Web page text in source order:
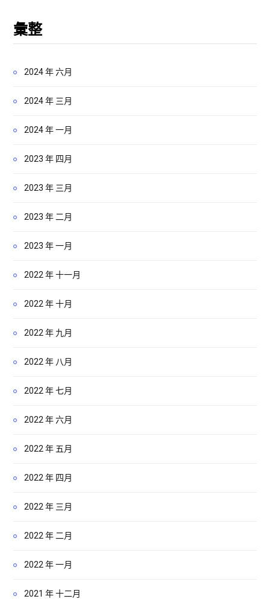
彙整
2024 年 六月
2024 年 三月
2024 年 一月
2023 年 四月
2023 年 三月
2023 年 二月
2023 年 一月
2022 年 十一月
2022 年 十月
2022 年 九月
2022 年 八月
2022 年 七月
2022 年 六月
2022 年 五月
2022 年 四月
2022 年 三月
2022 年 二月
2022 年 一月
2021 年 十二月